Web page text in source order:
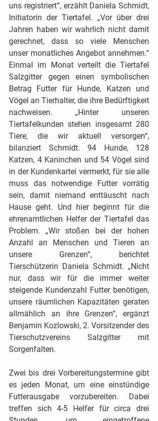
uns registriert“, erzählt Daniela Schmidt,
Initiatorin der Tiertafel. „Vor über drei
Jahren haben wir wahrlich nicht damit
gerechnet, dass so viele Menschen
unser monatliches Angebot annehmen.“
Einmal im Monat verteilt die Tiertafel
Salzgitter gegen einen symbolischen
Betrag Futter für Hunde, Katzen und
Vögel an Tierhalter, die ihre Bedürftigkeit
nachweisen. „Hinter unseren
Tiertafelkunden stehen insgesamt 280
Tiere, die wir aktuell versorgen“,
bilanziert Schmidt. 94 Hunde, 128
Katzen, 4 Kaninchen und 54 Vögel sind
in der Kundenkartei vermerkt, für sie alle
muss das notwendige Futter vorrätig
sein, damit niemand enttäuscht nach
Hause geht. Und hier beginnt für die
ehrenamtlichen Helfer der Tiertafel das
Problem. „Wir stoßen bei der hohen
Anzahl an Menschen und Tieren an
unsere Grenzen“, berichtet
Tierschützerin Daniela Schmidt. „Nicht
nur, dass wir für die immer weiter
steigende Kundenzahl Futter benötigen,
unsere räumlichen Kapazitäten geraten
allmählich an ihre Grenzen“, ergänzt
Benjamin Kozlowski, 2. Vorsitzender des
Tierschutzvereins Salzgitter mit
Sorgenfalten.
Zwei bis drei Vorbereitungstermine gibt
es jeden Monat, um eine einstündige
Futterausgabe vorzubereiten. Dabei
treffen sich 4-5 Helfer für circa drei